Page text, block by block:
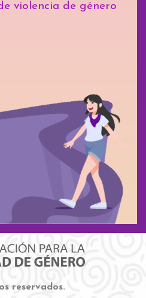
violencia de género
reservados.